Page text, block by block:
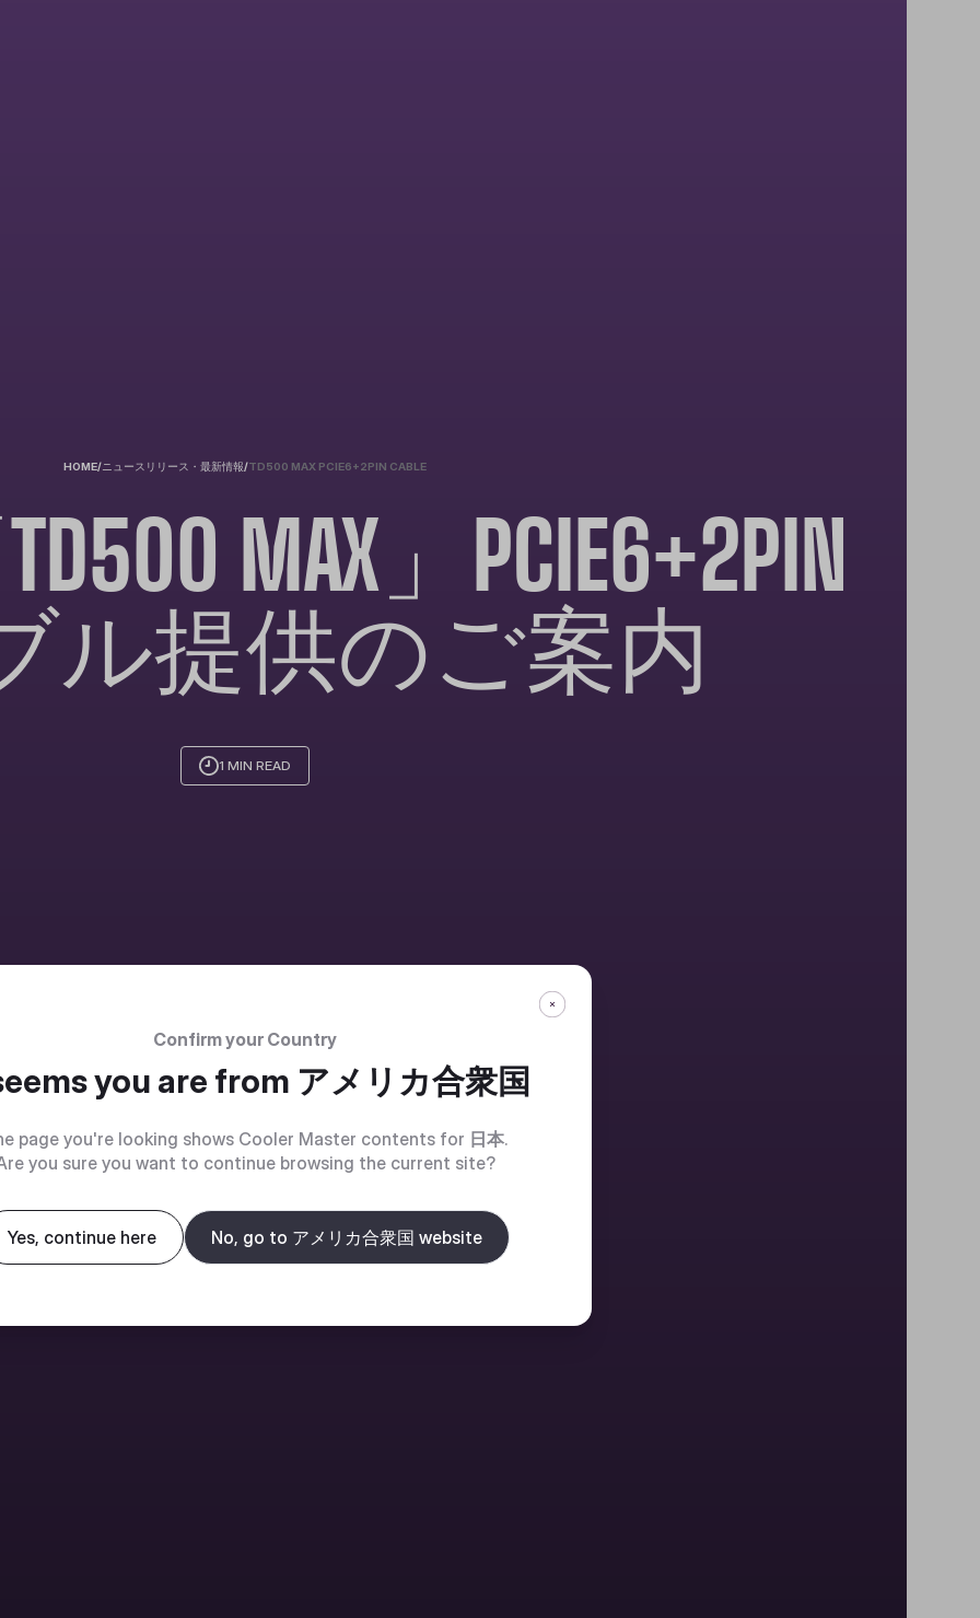
HOME/ニュースリリース・最新情報/TD500 MAX PCIE6+2PIN CABLE
MAX」PCIE6+2PIN
ル提供のご案内
1 MIN READ
Confirm your Country
you are from アメリカ合衆国
page you're looking shows Cooler Master contents for 日本.
you sure you want to continue browsing the current site?
Yes, continue here No, go to アメリカ合衆国 website